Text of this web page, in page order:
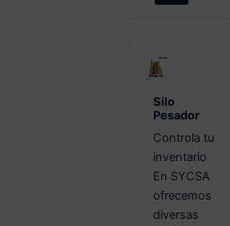
Silo
Pesador
Controla tu
inventario
En SYCSA
ofrecemos
diversas